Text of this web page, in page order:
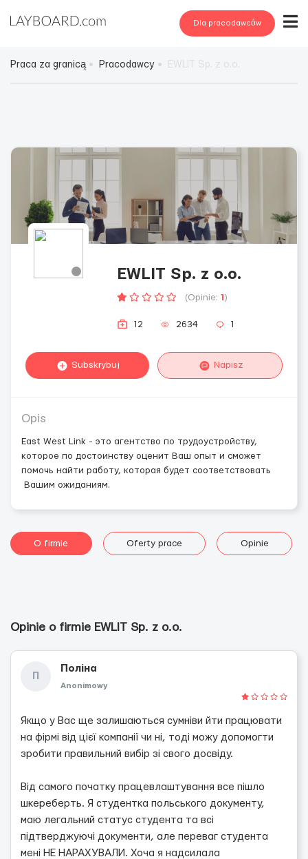
Dla pracodawców
Praca za granicą Pracodawcy
EWLIT Sp. z o.o.
(Opinie: 1 )
12 2634 1
Subskrybuj Napisz
Opis
East West Link - это агентство по трудоустройству,
которое по достоинству оценит Ваш опыт и сможет
помочь найти работу, которая будет соответствовать
Вашим ожиданиям.
O firmie Oferty prace Opinie
Opinie o firmie EWLIT Sp. z o.o.
П
Поліна
Anonimowy
Якщо у Вас ще залишаються сумніви йти працювати
на фірмі від цієї компанії чи ні, тоді можу допомогти
зробити правильний вибір зі свого досвіду.
Від самого початку працевлаштування все пішло
шкереберть. Я студентка польського документу,
маю легальний статус студента та всі
підтверджуючі документи, але переваг студента
мені НЕ НАРАХУВАЛИ. Хоча я надсилала